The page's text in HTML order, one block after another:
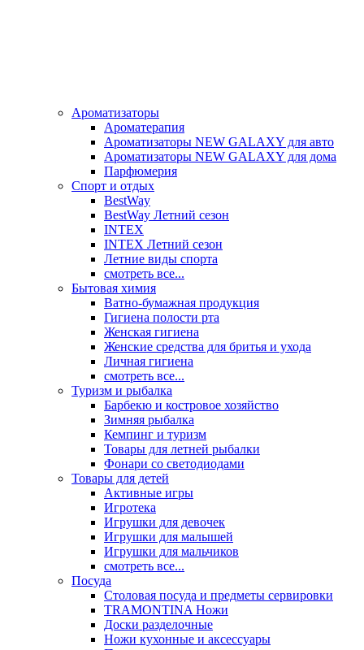
Ароматизаторы
Ароматерапия
Ароматизаторы NEW GALAXY для авто
Ароматизаторы NEW GALAXY для дома
Парфюмерия
Спорт и отдых
BestWay
BestWay Летний сезон
INTEX
INTEX Летний сезон
Летние виды спорта
смотреть все...
Бытовая химия
Ватно-бумажная продукция
Гигиена полости рта
Женская гигиена
Женские средства для бритья и ухода
Личная гигиена
смотреть все...
Туризм и рыбалка
Барбекю и костровое хозяйство
Зимняя рыбалка
Кемпинг и туризм
Товары для летней рыбалки
Фонари со светодиодами
Товары для детей
Активные игры
Игротека
Игрушки для девочек
Игрушки для малышей
Игрушки для мальчиков
смотреть все...
Посуда
Столовая посуда и предметы сервировки
TRAMONTINA Ножи
Доски разделочные
Ножи кухонные и аксессуары